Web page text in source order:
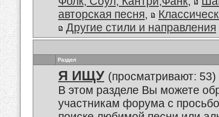
авторская песня,
Другие стили и направления
Раздел
Я ИЩУ (просматривают: 53)
В этом разделе Вы можете
участникам форума с